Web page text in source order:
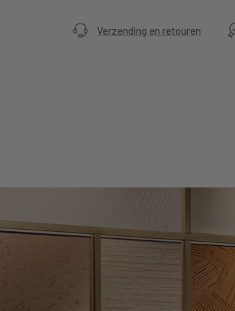
Verzending en retouren